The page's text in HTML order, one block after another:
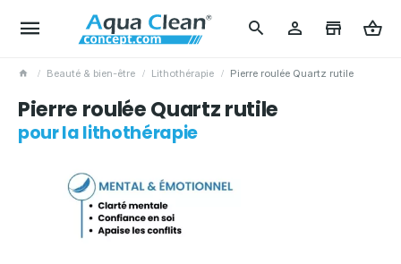
Beauté & bien-être Lithothérapie Pierre roulée Quartz rutile
Pierre roulée Quartz rutile
pour la lithothérapie